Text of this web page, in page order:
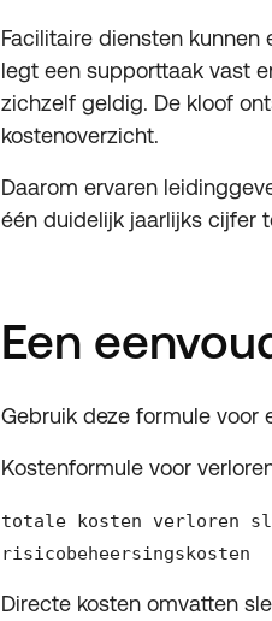
Facilitaire diensten
legt een supporttaak vast
zichzelf geldig. De kloof
kostenoverzicht.
Daarom ervaren
één duidelijk jaarlijks cijfer
Een
Gebruik deze formule voor
Kostenformule voor
totale kosten verloren
risicobeheersingskosten
Directe kosten omvatten